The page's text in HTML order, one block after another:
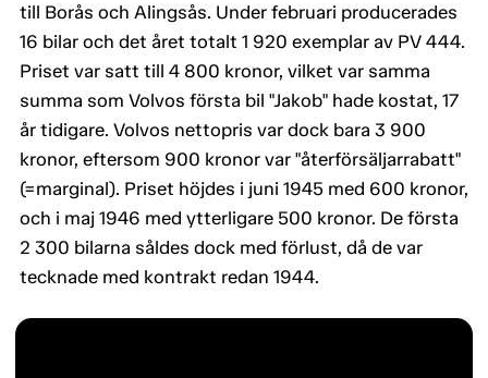
till Borås och Alingsås. Under februari producerades
16 bilar och det året totalt 1 920 exemplar av PV 444.
Priset var satt till 4 800 kronor, vilket var samma
summa som Volvos första bil "Jakob" hade kostat, 17
år tidigare. Volvos nettopris var dock bara 3 900
kronor, eftersom 900 kronor var "återförsäljarrabatt"
(=marginal). Priset höjdes i juni 1945 med 600 kronor,
och i maj 1946 med ytterligare 500 kronor. De första
2 300 bilarna såldes dock med förlust, då de var
tecknade med kontrakt redan 1944.